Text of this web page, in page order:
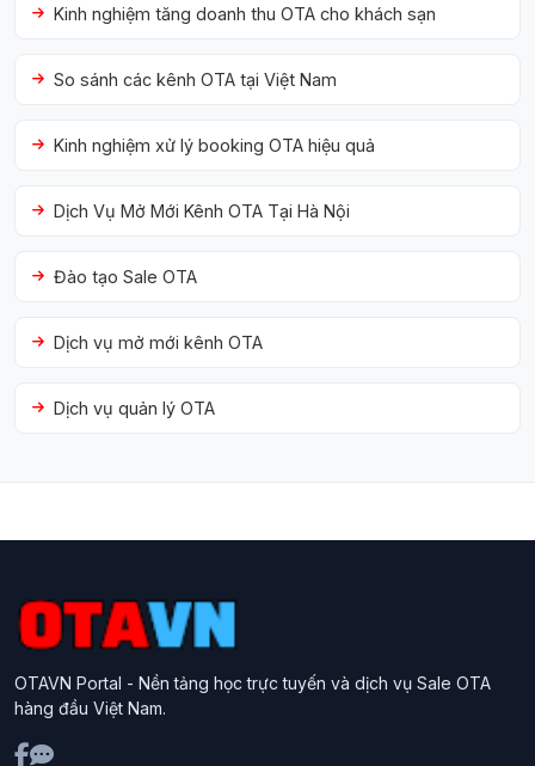
Kinh nghiệm tăng doanh thu OTA cho khách sạn
So sánh các kênh OTA tại Việt Nam
Kinh nghiệm xử lý booking OTA hiệu quả
Dịch Vụ Mở Mới Kênh OTA Tại Hà Nội
Đào tạo Sale OTA
Dịch vụ mở mới kênh OTA
Dịch vụ quản lý OTA
OTAVN Portal - Nền tảng học trực tuyến và dịch vụ Sale OTA
hàng đầu Việt Nam.